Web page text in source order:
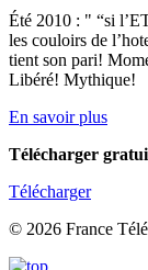
Été 2010 : " “si
les couloirs de
tient son pari!
Libéré! Mythique!
En savoir plus
Télécharger
Télécharger
© 2026 France